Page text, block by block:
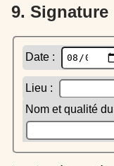
9. Signature
Date :
Lieu :
Nom et qualité